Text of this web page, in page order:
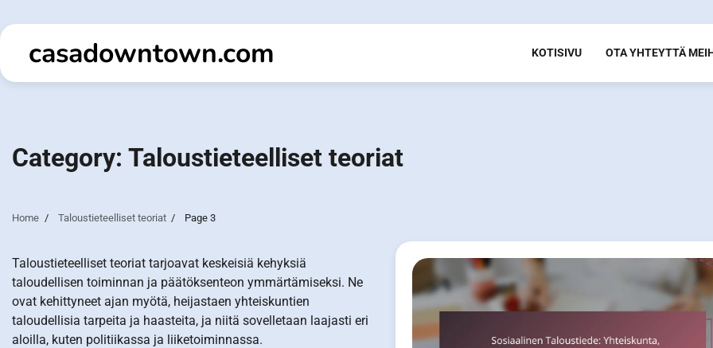
to
contentcasadowntown.com KOTISIVU OTA YHTEYTTÄ
Category: Taloustieteelliset teoriat
Home Taloustieteelliset teoriat Page 3
Taloustieteelliset teoriat tarjoavat keskeisiä kehyksiä
taloudellisen toiminnan ja päätöksenteon ymmärtämiseksi. Ne
ovat kehittyneet ajan myötä, heijastaen yhteiskuntien
taloudellisia tarpeita ja haasteita, ja niitä sovelletaan laajasti eri
aloilla, kuten politiikassa ja liiketoiminnassa.